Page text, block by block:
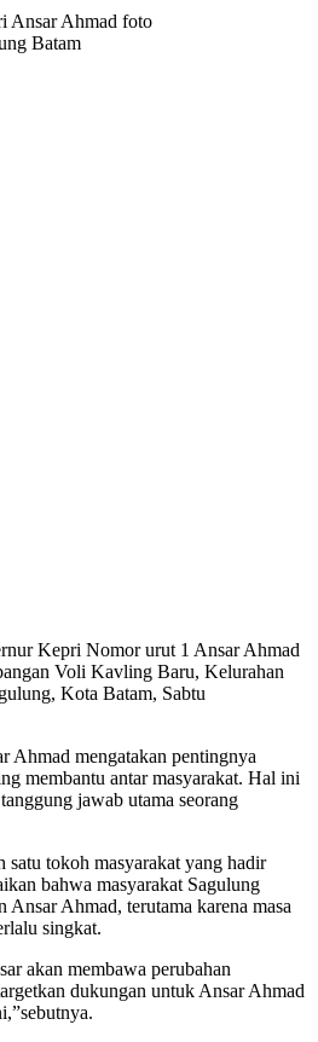
Ansar Ahmad foto
Batam
Kepri Nomor urut 1 Ansar Ahmad
Voli Kavling Baru, Kelurahan
Kota Batam, Sabtu
Ahmad mengatakan pentingnya
membantu antar masyarakat. Hal ini
jawab utama seorang
tokoh masyarakat yang hadir
bahwa masyarakat Sagulung
Ansar Ahmad, terutama karena masa
singkat.
akan membawa perubahan
dukungan untuk Ansar Ahmad